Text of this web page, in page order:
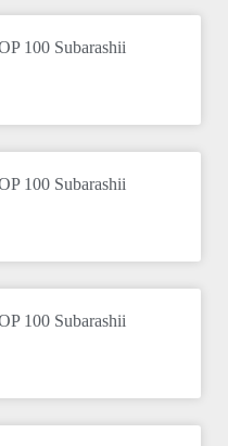
100 Subarashii
100 Subarashii
100 Subarashii